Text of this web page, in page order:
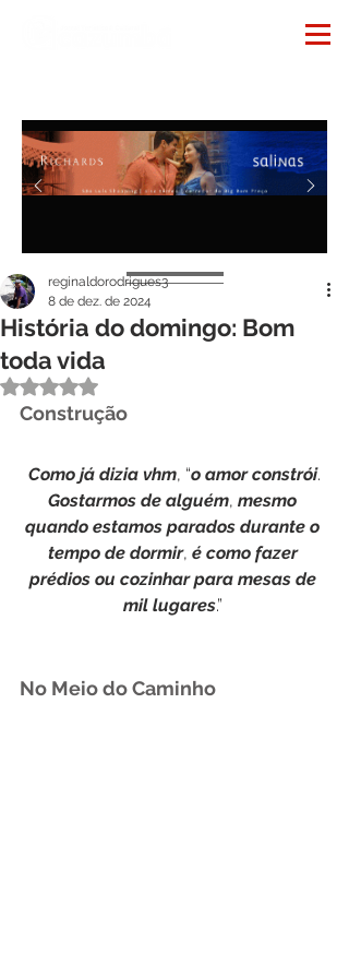
História do domingo: Bom
toda vida
reginaldorodrigues3
8 de dez. de 2024
Avaliado com NaN de 5 estrelas.
Construção
Como já dizia vhm, “o amor constrói.
Gostarmos de alguém, mesmo
quando estamos parados durante o
tempo de dormir, é como fazer
prédios ou cozinhar para mesas de
mil lugares.”
No Meio do Caminho